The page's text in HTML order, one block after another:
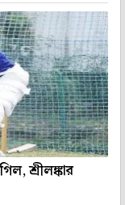
শ্রীলঙ্কার